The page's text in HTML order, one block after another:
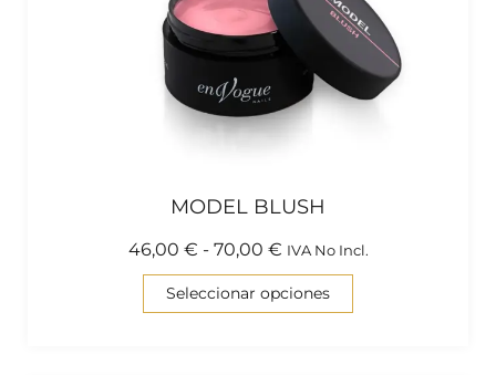
MODEL BLUSH
46,00 € - 70,00 € IVA No Incl.
Seleccionar opciones